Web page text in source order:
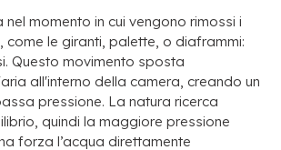
nel momento in cui vengono rimossi i
come le giranti, palette, o diaframmi:
Questo movimento sposta
all'interno della camera, creando un
pressione. La natura ricerca
quindi la maggiore pressione
forza l’acqua direttamente